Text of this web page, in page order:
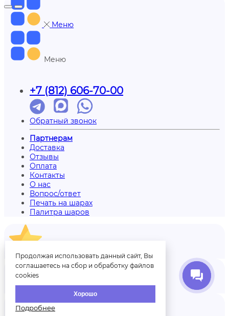
Меню
Меню
+7 (812) 606-70-00
Обратный звонок
Партнерам
Доставка
Отзывы
Оплата
Контакты
О нас
Вопрос/ответ
Печать на шарах
Палитра шаров
Отзывы
Продолжая использовать данный сайт, Вы
соглашаетесь на сбор и обработку файлов
cookies
Хорошо
Подробнее